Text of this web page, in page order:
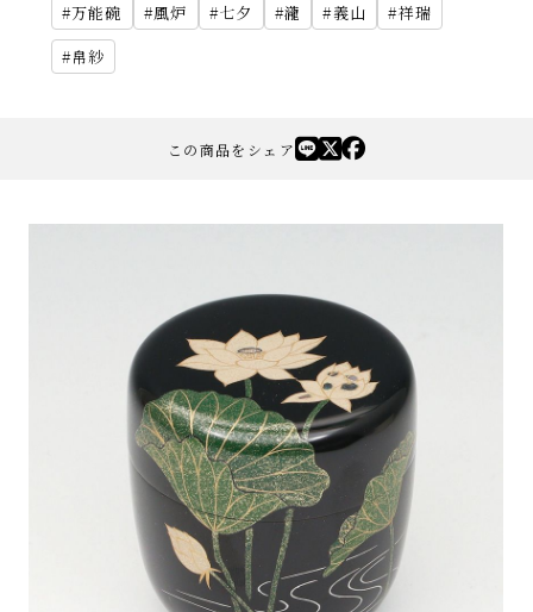
万能碗
風炉 七夕 瀧 義山
祥瑞
帛紗
この商品をシェア